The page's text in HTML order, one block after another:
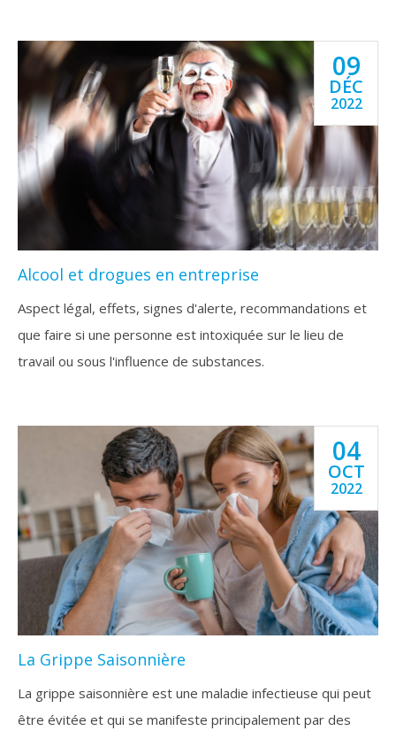
09
DÉC
2022
Alcool et drogues en entreprise
Aspect légal, effets, signes d'alerte, recommandations et
que faire si une personne est intoxiquée sur le lieu de
travail ou sous l'influence de substances.
04
OCT
2022
La Grippe Saisonnière
La grippe saisonnière est une maladie infectieuse qui peut
être évitée et qui se manifeste principalement par des